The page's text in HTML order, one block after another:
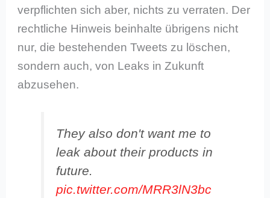
verpflichten sich aber, nichts zu verraten. Der
rechtliche Hinweis beinhalte übrigens nicht
nur, die bestehenden Tweets zu löschen,
sondern auch, von Leaks in Zukunft
abzusehen.
They also don't want me to
leak about their products in
future.
pic.twitter.com/MRR3lN3bc